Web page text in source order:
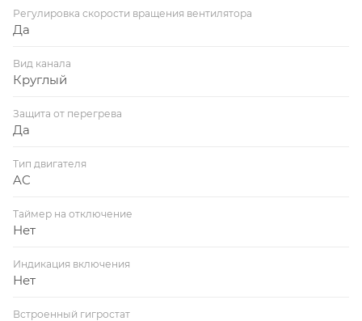
Регулировка скорости вращения вентилятора
Да
Вид канала
Круглый
Защита от перегрева
Да
Тип двигателя
AC
Таймер на отключение
Нет
Индикация включения
Нет
Встроенный гигростат